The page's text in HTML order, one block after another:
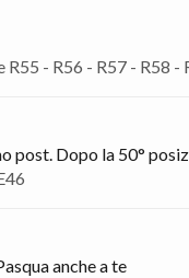
R55 - R56 - R57 - R58 -
post. Dopo la 50°
anche a te